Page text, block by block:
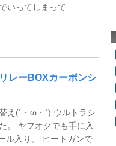
いってしまって ...
レーBOXカーボンシ
え(´・ω・`) ウルトラシ
。 ヤフオクでも手に入
ル入り。 ヒートガンで